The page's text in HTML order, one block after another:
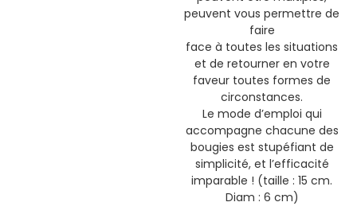
peuvent vous permettre de
faire
face à toutes les situations
et de retourner en votre
faveur toutes formes de
circonstances.
Le mode d’emploi qui
accompagne chacune des
bougies est stupéfiant de
simplicité, et l’efficacité
imparable ! (taille : 15 cm.
Diam : 6 cm)